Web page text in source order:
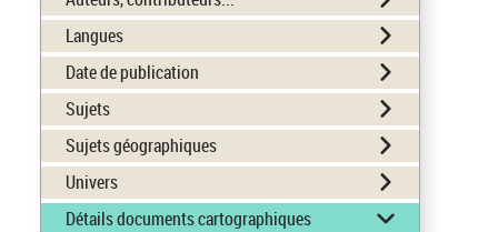
Langues
Date de publication
Sujets
Sujets géographiques
Univers
Détails documents cartographiques